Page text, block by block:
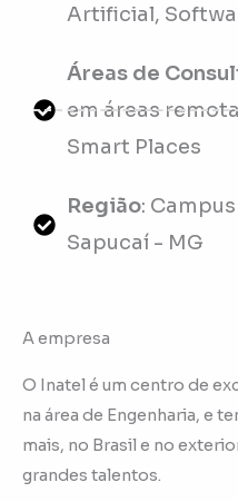
Artificial,
Áreas de
em áreas
Smart Places
Região:
Sapucaí - MG
A empresa
O Inatel é um centro de
na área de Engenharia, e
mais, no Brasil e no
grandes talentos.